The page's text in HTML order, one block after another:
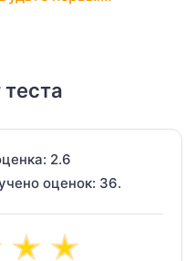
теста
2.6
оценок: 36.